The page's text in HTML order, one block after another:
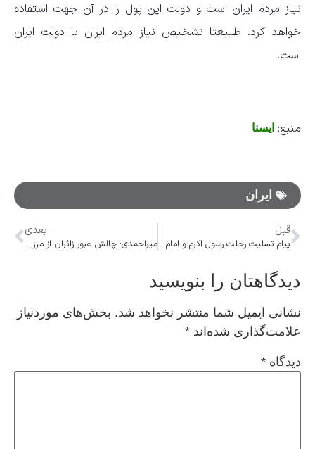
نیاز مردم ایران است و دولت این پول را در آن جهت استفاده
خواهد کرد. طبیعتا تشخیص نیاز مردم ایران با دولت ایران
است.
منبع: ایسنا
ایران
قبل
پیام تسلیت رحلت رسول اکرم و امام حسن مجتبی (ع)
بعدی
میراحمدی: چالش عبور زائران از مرزها را برطرف کردیم/توانستیم رضایت اکثریت را بدست آوریم
دیدگاهتان را بنویسید
نشانی ایمیل شما منتشر نخواهد شد. بخش‌های موردنیاز
علامت‌گذاری شده‌اند *
دیدگاه *